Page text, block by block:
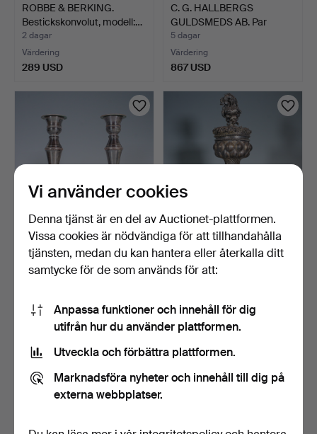
ROBBE & BERKING.
Bestickskonvolut, modell:…
2 dagar
Värdering
289 USD
C. G. HALLBERGS
GULDSMEDS AB. Par
ljusstak…
5 dagar
Värdering
867 USD
Par engelska ljusstakar,
försilvrade.
5 dagar
232 USD
LAZARUS POSEN WITWE.
Storslagen historiser…
5 dagar
58 USD
Vi använder cookies
Denna tjänst är en del av Auctionet-plattformen.
Vissa cookies är nödvändiga för att tillhandahålla
tjänsten, medan du kan hantera eller återkalla ditt
samtycke för de som används för att:
Anpassa funktioner och innehåll för dig
utifrån hur du använder plattformen.
Utveckla och förbättra plattformen.
Marknadsföra nyheter och innehåll till dig på
externa webbplatser.